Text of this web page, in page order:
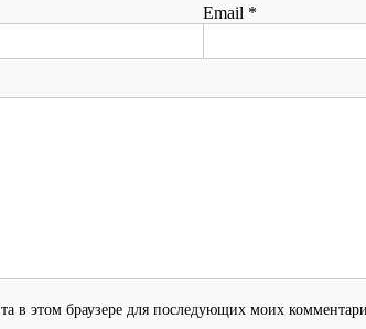
Email *
в этом браузере для последующих моих